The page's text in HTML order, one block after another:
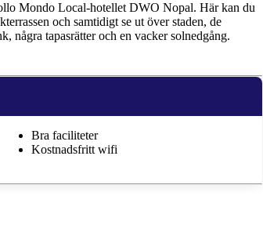
Mondo Local-hotellet DWO Nopal. Här kan du
och samtidigt se ut över staden, de
några tapasrätter och en vacker solnedgång.
Bra faciliteter
Kostnadsfritt wifi